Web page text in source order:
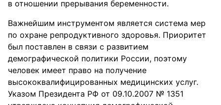
в отношении прерывания беременности.
Важнейшим инструментом является система мер
по охране репродуктивного здоровья. Приоритет
был поставлен в связи с развитием
демографической политики России, поэтому
человек имеет право на получение
высококвалифицированных медицинских услуг.
Указом Президента РФ от 09.10.2007 № 1351